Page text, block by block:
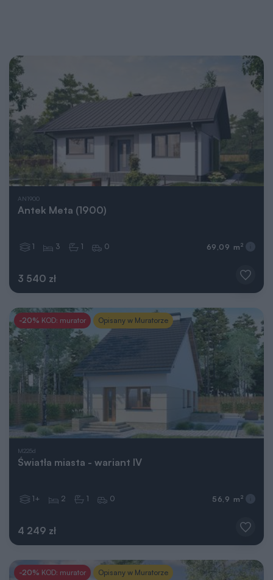
AN1900
Antek Meta (1900)
3 540 zł
1 3 1 0 69,09 m 2
-20% KOD: murator Opisany w Muratorze
M225d
Światła miasta - wariant IV
4 249 zł
1+ 2 1 0 56,9 m 2
-20% KOD: murator Opisany w Muratorze